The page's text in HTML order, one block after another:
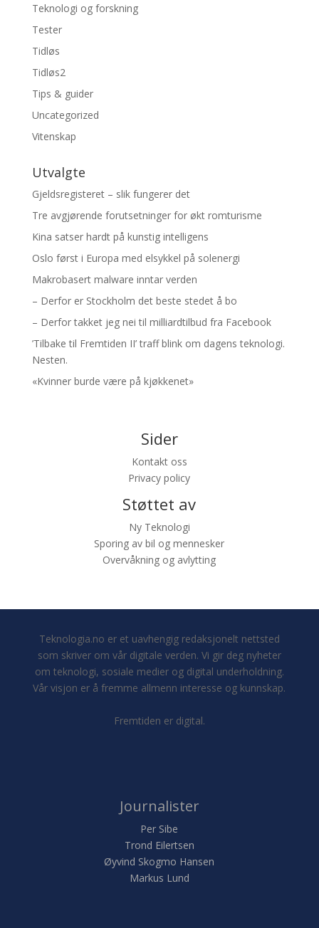
Teknologi og forskning
Tester
Tidløs
Tidløs2
Tips & guider
Uncategorized
Vitenskap
Utvalgte
Gjeldsregisteret – slik fungerer det
Tre avgjørende forutsetninger for økt romturisme
Kina satser hardt på kunstig intelligens
Oslo først i Europa med elsykkel på solenergi
Makrobasert malware inntar verden
– Derfor er Stockholm det beste stedet å bo
– Derfor takket jeg nei til milliardtilbud fra Facebook
’Tilbake til Fremtiden II’ traff blink om dagens teknologi.
Nesten.
«Kvinner burde være på kjøkkenet»
Sider
Kontakt oss
Privacy policy
Støttet av
Ny Teknologi
Sporing av bil og mennesker
Overvåkning og avlytting
Teknologia.no er et uavhengig redaksjonelt nettsted
som skriver om vår digitale verden. Vi gir deg nyheter
om teknologi, sosiale medier og digital underholdning.
Vår visjon er å fremme allmenn interesse og kunnskap.
Fremtiden er digital.
Journalister
Per Sibe
Trond Eilertsen
Øyvind Skogmo Hansen
Markus Lund